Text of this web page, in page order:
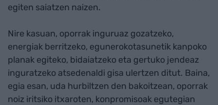
egiten saiatzen naizen.
Nire kasuan, oporrak inguruaz gozatzeko,
energiak berritzeko, egunerokotasunetik kanpoko
planak egiteko, bidaiatzeko eta gertuko jendeaz
inguratzeko atsedenaldi gisa ulertzen ditut. Baina,
egia esan, uda hurbiltzen den bakoitzean, oporrak
noiz iritsiko itxaroten, konpromisoak egutegian